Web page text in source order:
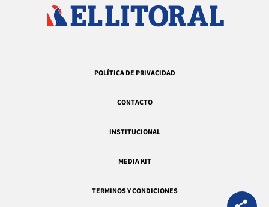
POLÍTICA DE PRIVACIDAD
CONTACTO
INSTITUCIONAL
MEDIA KIT
TERMINOS Y CONDICIONES